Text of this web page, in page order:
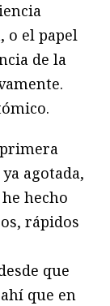
o el papel
de la
agotada,
hecho
rápidos
que
que en